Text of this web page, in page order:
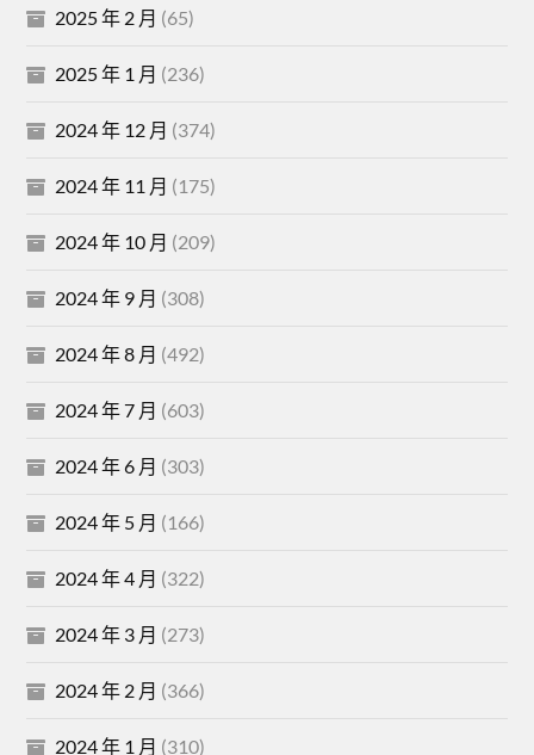
2025 年 2 月 (65)
2025 年 1 月 (236)
2024 年 12 月 (374)
2024 年 11 月 (175)
2024 年 10 月 (209)
2024 年 9 月 (308)
2024 年 8 月 (492)
2024 年 7 月 (603)
2024 年 6 月 (303)
2024 年 5 月 (166)
2024 年 4 月 (322)
2024 年 3 月 (273)
2024 年 2 月 (366)
2024 年 1 月 (310)